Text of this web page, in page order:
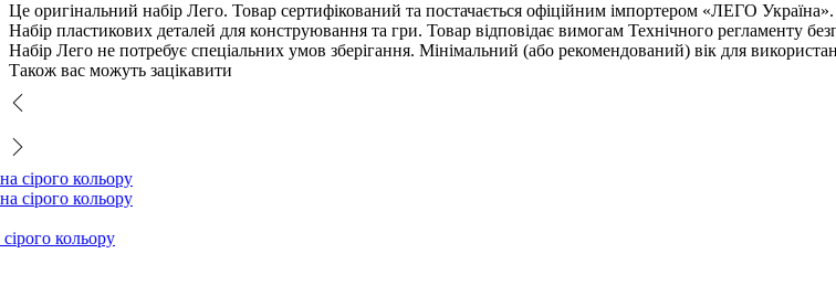
Це оригінальний набір Лего. Товар сертифікований та постачається офіційним імпортером «ЛЕГО
Набір пластикових деталей для конструювання та гри. Товар відповідає вимогам Технічного
Набір Лего не потребує спеціальних умов зберігання. Мінімальний (або рекомендований) вік для
Також вас можуть зацікавити